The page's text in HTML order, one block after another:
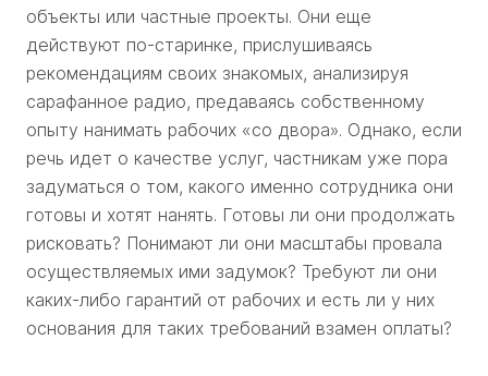
объекты или частные проекты. Они еще
действуют по-старинке, прислушиваясь
рекомендациям своих знакомых, анализируя
сарафанное радио, предаваясь собственному
опыту нанимать рабочих «со двора». Однако, если
речь идет о качестве услуг, частникам уже пора
задуматься о том, какого именно сотрудника они
готовы и хотят нанять. Готовы ли они продолжать
рисковать? Понимают ли они масштабы провала
осуществляемых ими задумок? Требуют ли они
каких-либо гарантий от рабочих и есть ли у них
основания для таких требований взамен оплаты?